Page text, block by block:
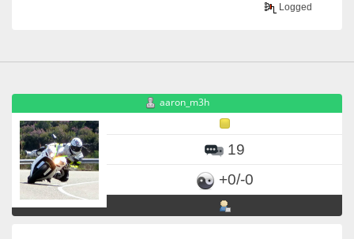
Logged
aaron_m3h
19
+0/-0